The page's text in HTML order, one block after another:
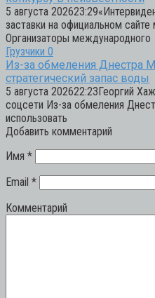
5 августа
заставки на официальном
Организаторы международного
Грузчики 0
Из-за обмеления Днестра
стратегический запас воды
5 августа 202622:23Георгий
соцсети Из-за обмеления
использовать
Добавить комментарий
Имя *
Email *
Комментарий